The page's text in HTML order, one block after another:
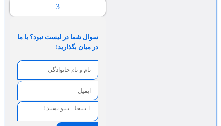
3
سوال شما در لیست نبود؟ با ما
در میان بگذارید!